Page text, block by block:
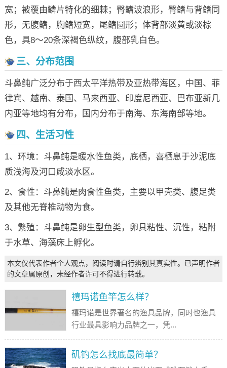
宽；被覆由鳞片特化的细棘；臀鳍波浪形，臀鳍与背鳍同
形，无腹鳍，胸鳍短宽，尾鳍圆形；体背部淡黄或淡棕
色，具8～20条深褐色纵纹，腹部乳白色。
三、分布范围
斗鼻鲀广泛分布于西太平洋热带及亚热带海区，中国、菲
律宾、越南、泰国、马来西亚、印度尼西亚、巴布亚新几
内亚等地均有分布，国内分布于南海、东海南部等地。
四、生活习性
1、环境：斗鼻鲀是暖水性鱼类，底栖，喜栖息于沙泥底
质浅海及河口咸淡水区。
2、食性：斗鼻鲀是肉食性鱼类，主要以甲壳类、腹足类
及其他无脊椎动物为食。
3、繁殖：斗鼻鲀是卵生型鱼类，卵具粘性、沉性，粘附
于水草、海藻床上孵化。
本文仅代表作者个人观点，阅读时请自行辨别其真实性。已声明作者
的文章属原创，未经作者许可不得进行转载。
禧玛诺鱼竿怎么样？
禧玛诺是世界著名的渔具品牌，同时也渔具
行业最具影响力品牌之一，凭...
矶钓怎么找底最简单？